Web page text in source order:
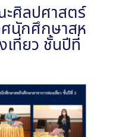
ะศิลปศาสตร์
ศนักศึกษาสห
ที่ยว ชั้นปีที่